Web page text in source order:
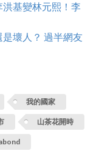
基變林元熙！李
是壞人？ 過半網友
我的國家
山茶花開時